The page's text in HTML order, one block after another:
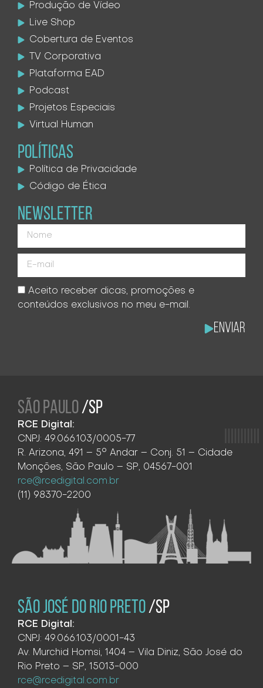
Produção de Vídeo
Live Shop
Cobertura de Eventos
TV Corporativa
Plataforma EAD
Podcast
Projetos Especiais
Virtual Human
POLÍTICAS
Política de Privacidade
Código de Ética
NEWSLETTER
Aceito receber dicas, promoções e
conteúdos exclusivos no meu e-mail.
Enviar
SÃO PAULO/SP
RCE Digital:
CNPJ: 49.066.103/0005-77
R. Arizona, 491 – 5° Andar – Conj. 51 – Cidade
Monções, São Paulo – SP, 04567-001
rce@rcedigital.com.br
(11) 98370-2200
SÃO JOSÉ DO RIO PRETO/SP
RCE Digital:
CNPJ: 49.066.103/0001-43
Av. Murchid Homsi, 1404 – Vila Diniz, São José do
Rio Preto – SP, 15013-000
rce@rcedigital.com.br